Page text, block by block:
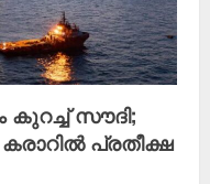
സൗദി;
പ്രതീക്ഷ